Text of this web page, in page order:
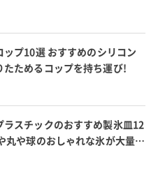
ップ10選 おすすめのシリコン
たためるコップを持ち運び!
ラスチックのおすすめ製氷皿12
丸や球のおしゃれな氷が大量に
紹介